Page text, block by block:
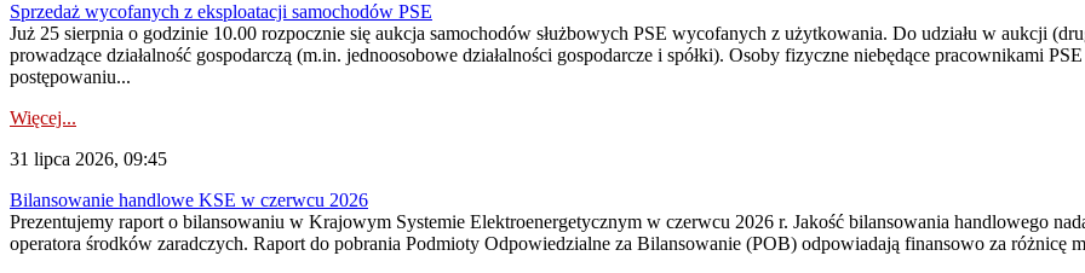
Sprzedaż wycofanych z eksploatacji samochodów PSE
Już 25 sierpnia o godzinie 10.00 rozpocznie się aukcja samochodów służbowych PSE wycofanych z użytkowania. Do udziału w aukcji
prowadzące działalność gospodarczą (m.in. jednoosobowe działalności gospodarcze i spółki). Osoby fizyczne niebędące pracownikami
postępowaniu...
Więcej...
31 lipca 2026, 09:45
Bilansowanie handlowe KSE w czerwcu 2026
Prezentujemy raport o bilansowaniu w Krajowym Systemie Elektroenergetycznym w czerwcu 2026 r. Jakość bilansowania handlowego
operatora środków zaradczych. Raport do pobrania Podmioty Odpowiedzialne za Bilansowanie (POB) odpowiadają finansowo za różnicę